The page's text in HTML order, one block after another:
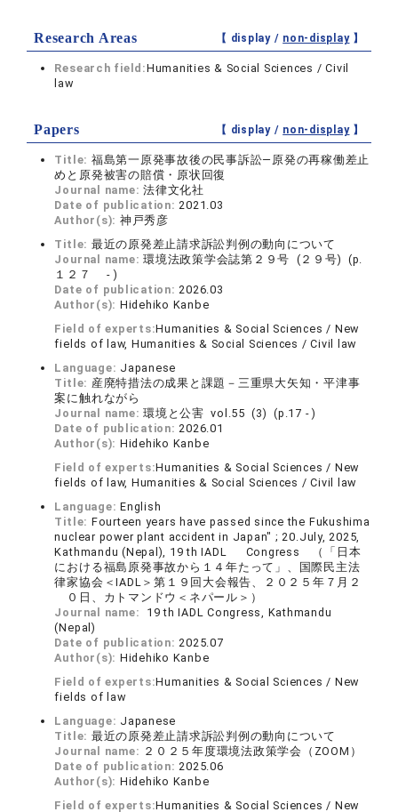
Research Areas 【 display / non-display】
Research field:Humanities & Social Sciences / Civil
law
Papers 【 display / non-display】
Title: 福島第一原発事故後の民事訴訟―原発の再稼働差止
めと原発被害の賠償・原状回復
Journal name:法律文化社
Date of publication:2021.03
Author(s): 神戸秀彦
Title: 最近の原発差止請求訴訟判例の動向について
Journal name:環境法政策学会誌第２９号 (２９号) (p.
１２７ - )
Date of publication:2026.03
Author(s): Hidehiko Kanbe
Field of experts:Humanities & Social Sciences / New
fields of law, Humanities & Social Sciences / Civil law
Language: Japanese
Title: 産廃特措法の成果と課題－三重県大矢知・平津事
案に触れながら
Journal name:環境と公害 vol.55 (3) (p.17 - )
Date of publication:2026.01
Author(s): Hidehiko Kanbe
Field of experts:Humanities & Social Sciences / New
fields of law, Humanities & Social Sciences / Civil law
Language:English
Title: Fourteen years have passed since the Fukushima
nuclear power plant accident in Japan" ; 20.July, 2025,
Kathmandu (Nepal), 19 th IADL Congress （「日本
における福島原発事故から１４年たって」、国際民主法
律家協会＜IADL＞第１９回大会報告、２０２５年７月２
０日、カトマンドウ＜ネパール＞）
Journal name:
19 th IADL Congress, Kathmandu
(Nepal)
Date of publication:2025.07
Author(s): Hidehiko Kanbe
Field of experts:Humanities & Social Sciences / New
fields of law
Language: Japanese
Title: 最近の原発差止請求訴訟判例の動向について
Journal name: ２０２５年度環境法政策学会（ZOOM）
Date of publication:2025.06
Author(s): Hidehiko Kanbe
Field of experts:Humanities & Social Sciences / New